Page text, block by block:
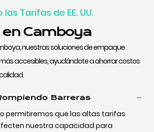
Tarifas de EE. UU.
en Camboya
nuestras soluciones de empaque
accesibles, ayudándote a ahorrar costos
Barreras
permitiremos que las altas tarifas
nuestra capacidad para